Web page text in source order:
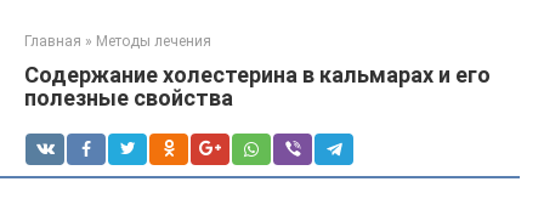
Главная » Методы лечения
Содержание холестерина в кальмарах и его
полезные свойства